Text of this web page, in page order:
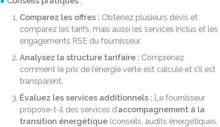
Comparez les offres : Obtenez plusieurs devis et
comparez les tarifs, mais aussi les services inclus et les
engagements RSE du fournisseur.
Analysez la structure tarifaire : Comprenez
comment le prix de l’énergie verte est calculé et s’il est
transparent.
Évaluez les services additionnels : Le fournisseur
propose-t-il des services d’accompagnement à la
transition énergétique (conseils, audits énergétiques,